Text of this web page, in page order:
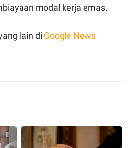
modal kerja emas.
lain di Google News